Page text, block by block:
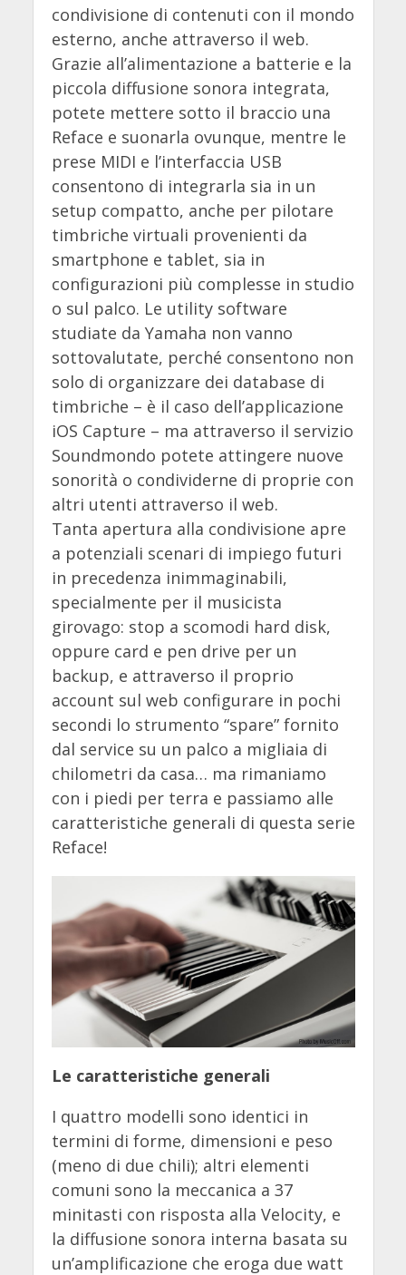
condivisione di contenuti con il mondo
esterno, anche attraverso il web.
Grazie all’alimentazione a batterie e la
piccola diffusione sonora integrata,
potete mettere sotto il braccio una
Reface e suonarla ovunque, mentre le
prese MIDI e l’interfaccia USB
consentono di integrarla sia in un
setup compatto, anche per pilotare
timbriche virtuali provenienti da
smartphone e tablet, sia in
configurazioni più complesse in studio
o sul palco. Le utility software
studiate da Yamaha non vanno
sottovalutate, perché consentono non
solo di organizzare dei database di
timbriche – è il caso dell’applicazione
iOS Capture – ma attraverso il servizio
Soundmondo potete attingere nuove
sonorità o condividerne di proprie con
altri utenti attraverso il web.
Tanta apertura alla condivisione apre
a potenziali scenari di impiego futuri
in precedenza inimmaginabili,
specialmente per il musicista
girovago: stop a scomodi hard disk,
oppure card e pen drive per un
backup, e attraverso il proprio
account sul web configurare in pochi
secondi lo strumento “spare” fornito
dal service su un palco a migliaia di
chilometri da casa… ma rimaniamo
con i piedi per terra e passiamo alle
caratteristiche generali di questa serie
Reface!
Le caratteristiche generali
I quattro modelli sono identici in
termini di forme, dimensioni e peso
(meno di due chili); altri elementi
comuni sono la meccanica a 37
minitasti con risposta alla Velocity, e
la diffusione sonora interna basata su
un’amplificazione che eroga due watt